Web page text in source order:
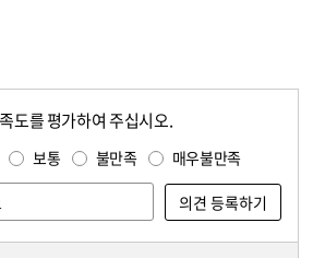
도를 평가하여 주십시오.
보통 불만족 매우불만족